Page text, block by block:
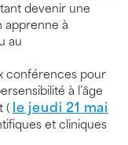
devenir une
apprenne à
au
conférences pour
à l’âge
( le jeudi 21 mai
et cliniques